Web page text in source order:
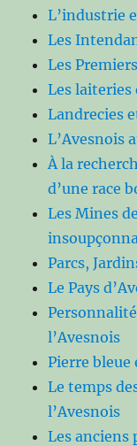
L’industrie
Les
Les
Les laiteries
Landrecies
L’Avesnois
À la
d’une race
Les Mines
Parcs,
Le Pays
l’Avesnois
Pierre bleue
Le temps
l’Avesnois
Les anciens